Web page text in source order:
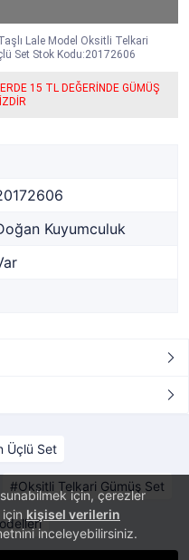
için, çerezler
kişisel verilerin
inceleyebilirsiniz.
Lale Model Oksitli Telkari
Set Stok Kodu:20172606
15 TL DEĞERİNDE GÜMÜŞ
Kuyumculuk
Üçlü Set
Oksitli Telkari Gümüş Set